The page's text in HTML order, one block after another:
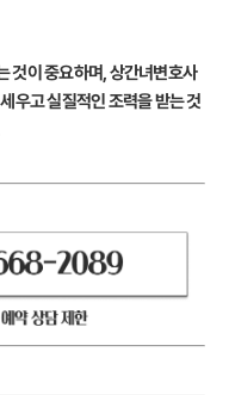
것이 중요하며, 상간녀변호사
우고 실질적인 조력을 받는 것